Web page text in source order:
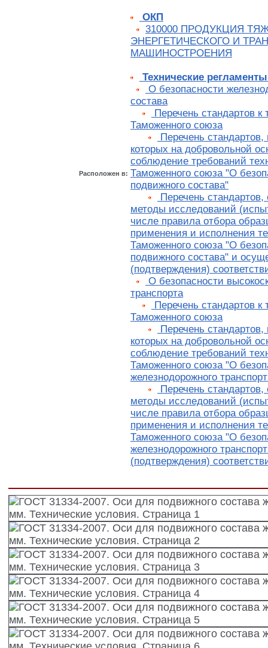
Расположен в:
ОКП
310000 ПРОДУКЦИЯ
ЭНЕРГЕТИЧЕСКОГО И
МАШИНОСТРОЕНИЯ
Технические
О безопасности
состава
Перечень стандартов к
Таможенного союза
Перечень
которых на добровольной
соблюдение требований
Таможенного союза "О
подвижного состава"
Перечень
методы исследований
числе правила отбора
применения и исполнения
Таможенного союза "О
подвижного состава" и
(подтверждения)
О безопасности
транспорта
Перечень стандартов к
Таможенного союза
Перечень
которых на добровольной
соблюдение требований
Таможенного союза "О
железнодорожного
Перечень
методы исследований
числе правила отбора
применения и исполнения
Таможенного союза "О
железнодорожного
(подтверждения)